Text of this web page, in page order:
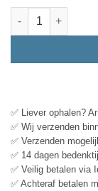
✅ Liever ophalen?
✅ Wij verzenden
✅ Verzenden
✅ 14 dagen
✅ Veilig betalen via
✅ Achteraf betalen